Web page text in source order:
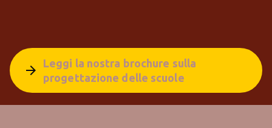
arrow_forward
Leggi la nostra brochure sulla
progettazione delle scuole